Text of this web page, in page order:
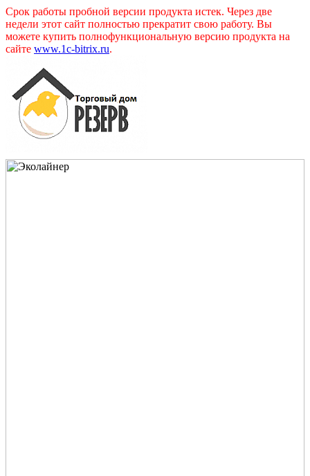
Срок работы пробной версии продукта истек. Через две
недели этот сайт полностью прекратит свою работу. Вы
можете купить полнофункциональную версию продукта на
сайте www.1c-bitrix.ru.